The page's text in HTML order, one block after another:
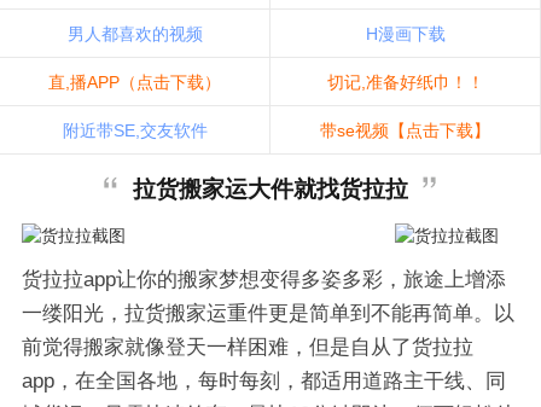
男人都喜欢的视频 H漫画下载
直,播APP（点击下载） 切记,准备好纸巾！！
附近带SE,交友软件 带se视频【点击下载】
拉货搬家运大件就找货拉拉
货拉拉app让你的搬家梦想变得多姿多彩，旅途上增添
一缕阳光，拉货搬家运重件更是简单到不能再简单。以
前觉得搬家就像登天一样困难，但是自从了货拉拉
app，在全国各地，每时每刻，都适用道路主干线、同